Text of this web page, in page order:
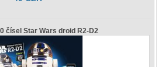
čísel Star Wars droid R2-D2